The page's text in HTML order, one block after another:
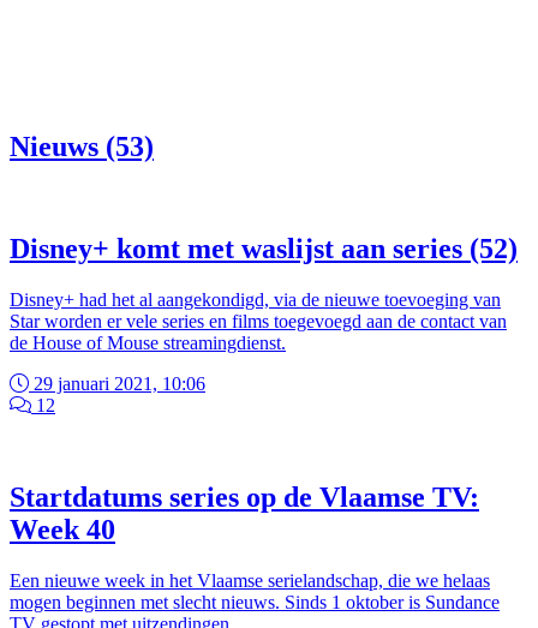
Nieuws (53)
Disney+ komt met waslijst aan series (52)
Disney+ had het al aangekondigd, via de nieuwe toevoeging van
Star worden er vele series en films toegevoegd aan de contact van
de House of Mouse streamingdienst.
29 januari 2021, 10:06
12
Startdatums series op de Vlaamse TV:
Week 40
Een nieuwe week in het Vlaamse serielandschap, die we helaas
mogen beginnen met slecht nieuws. Sinds 1 oktober is Sundance
TV gestopt met uitzendingen...